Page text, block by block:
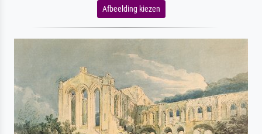
Afbeelding kiezen